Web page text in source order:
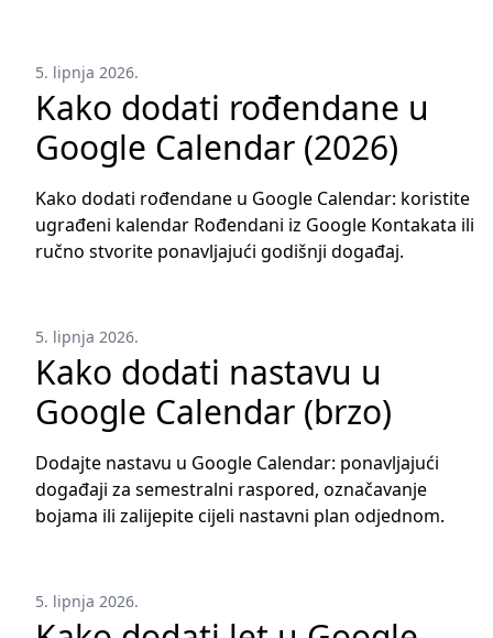
5. lipnja 2026.
Kako dodati rođendane u
Google Calendar (2026)
Kako dodati rođendane u Google Calendar: koristite
ugrađeni kalendar Rođendani iz Google Kontakata ili
ručno stvorite ponavljajući godišnji događaj.
5. lipnja 2026.
Kako dodati nastavu u
Google Calendar (brzo)
Dodajte nastavu u Google Calendar: ponavljajući
događaji za semestralni raspored, označavanje
bojama ili zalijepite cijeli nastavni plan odjednom.
5. lipnja 2026.